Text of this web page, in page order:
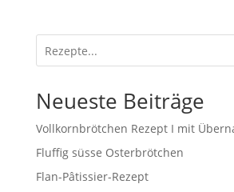
Neueste Beiträge
Vollkornbrötchen Rezept I mit
Fluffig süsse Osterbrötchen
Flan-Pâtissier-Rezept